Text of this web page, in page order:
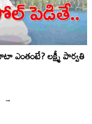
ఎంతంటే? లక్ష్మీ పార్వతి
→